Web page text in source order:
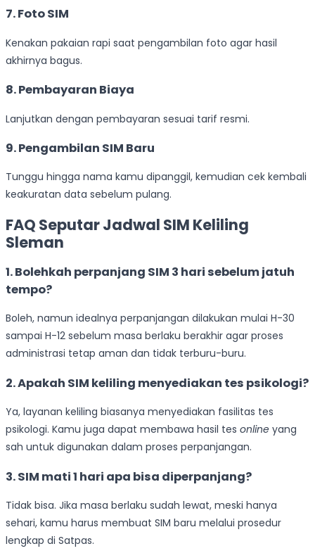
7. Foto SIM
Kenakan pakaian rapi saat pengambilan foto agar hasil
akhirnya bagus.
8. Pembayaran Biaya
Lanjutkan dengan pembayaran sesuai tarif resmi.
9. Pengambilan SIM Baru
Tunggu hingga nama kamu dipanggil, kemudian cek kembali
keakuratan data sebelum pulang.
FAQ Seputar Jadwal SIM Keliling
Sleman
1. Bolehkah perpanjang SIM 3 hari sebelum jatuh
tempo?
Boleh, namun idealnya perpanjangan dilakukan mulai H-30
sampai H-12 sebelum masa berlaku berakhir agar proses
administrasi tetap aman dan tidak terburu-buru.
2. Apakah SIM keliling menyediakan tes psikologi?
Ya, layanan keliling biasanya menyediakan fasilitas tes
psikologi. Kamu juga dapat membawa hasil tes online yang
sah untuk digunakan dalam proses perpanjangan.
3. SIM mati 1 hari apa bisa diperpanjang?
Tidak bisa. Jika masa berlaku sudah lewat, meski hanya
sehari, kamu harus membuat SIM baru melalui prosedur
lengkap di Satpas.